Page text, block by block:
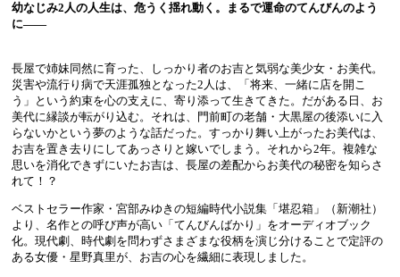
幼なじみ2人の人生は、危うく揺れ動く。まるで運命のてんびんのよう
に――
長屋で姉妹同然に育った、しっかり者のお吉と気弱な美少女・お美代。
災害や流行り病で天涯孤独となった2人は、「将来、一緒に店を開こ
う」という約束を心の支えに、寄り添って生きてきた。だがある日、お
美代に縁談が転がり込む。それは、門前町の老舗・大黒屋の後添いに入
らないかという夢のような話だった。すっかり舞い上がったお美代は、
お吉を置き去りにしてあっさりと嫁いでしまう。それから2年。複雑な
思いを消化できずにいたお吉は、長屋の差配からお美代の秘密を知らさ
れて！？
ベストセラー作家・宮部みゆきの短編時代小説集「堪忍箱」（新潮社）
より、名作との呼び声が高い「てんびんばかり」をオーディオブック
化。現代劇、時代劇を問わずさまざまな役柄を演じ分けることで定評の
ある女優・星野真里が、お吉の心を繊細に表現しました。